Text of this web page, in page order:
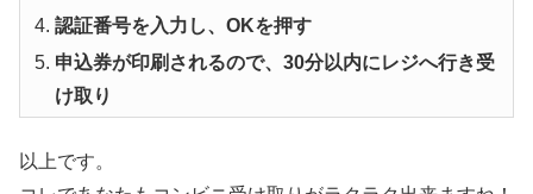
認証番号を入力し、OKを押す
申込券が印刷されるので、30分以内にレジへ行き受
け取り
以上です。